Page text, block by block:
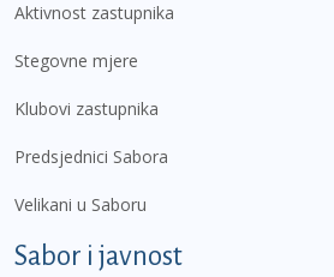
Aktivnost zastupnika
Stegovne mjere
Klubovi zastupnika
Predsjednici Sabora
Velikani u Saboru
Sabor i javnost